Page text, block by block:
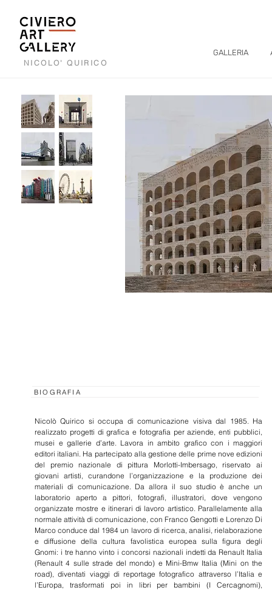
GALLERIA
NICOLO' QUIRICO
BIOGRAFIA
Nicolò Quirico si occupa di comunicazione visiva dal 1985. Ha
realizzato progetti di grafica e fotografia per aziende, enti pubblici,
musei e gallerie d’arte. Lavora in ambito grafico con i maggiori
editori italiani. Ha partecipato alla gestione delle prime nove edizioni
del premio nazionale di pittura Morlotti-Imbersago, riservato ai
giovani artisti, curandone l’organizzazione e la produzione dei
materiali di comunicazione. Da allora il suo studio è anche un
laboratorio aperto a pittori, fotografi, illustratori, dove vengono
organizzate mostre e itinerari di lavoro artistico. Parallelamente alla
normale attività di comunicazione, con Franco Gengotti e Lorenzo Di
Marco conduce dal 1984 un lavoro di ricerca, analisi, rielaborazione
e diffusione della cultura favolistica europea sulla figura degli
Gnomi: i tre hanno vinto i concorsi nazionali indetti da Renault Italia
(Renault 4 sulle strade del mondo) e Mini-Bmw Italia (Mini on the
road), diventati viaggi di reportage fotografico attraverso l’Italia e
l’Europa, trasformati poi in libri per bambini (I Cercagnomi),